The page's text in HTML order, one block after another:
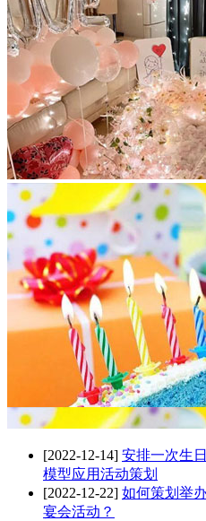
[2022-12-14] 安排一次生
模型应用活动策划
[2022-12-22] 如何策划举
宴会活动？